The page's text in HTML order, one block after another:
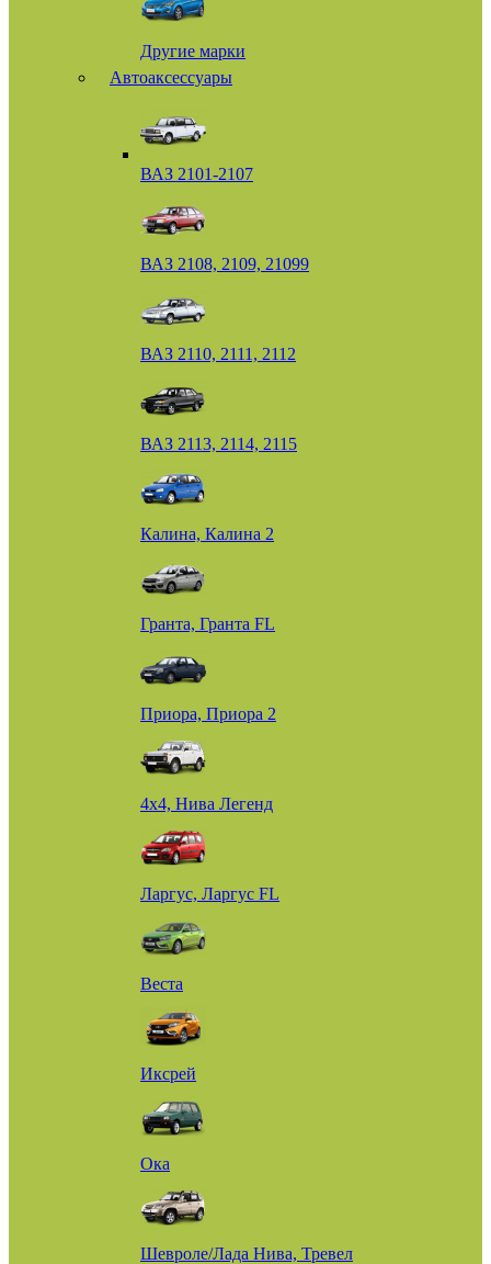
Другие марки
Автоаксессуары
ВАЗ 2101-2107
ВАЗ 2108, 2109, 21099
ВАЗ 2110, 2111, 2112
ВАЗ 2113, 2114, 2115
Калина, Калина 2
Гранта, Гранта FL
Приора, Приора 2
4х4, Нива Легенд
Ларгус, Ларгус FL
Веста
Иксрей
Ока
Шевроле/Лада Нива, Тревел